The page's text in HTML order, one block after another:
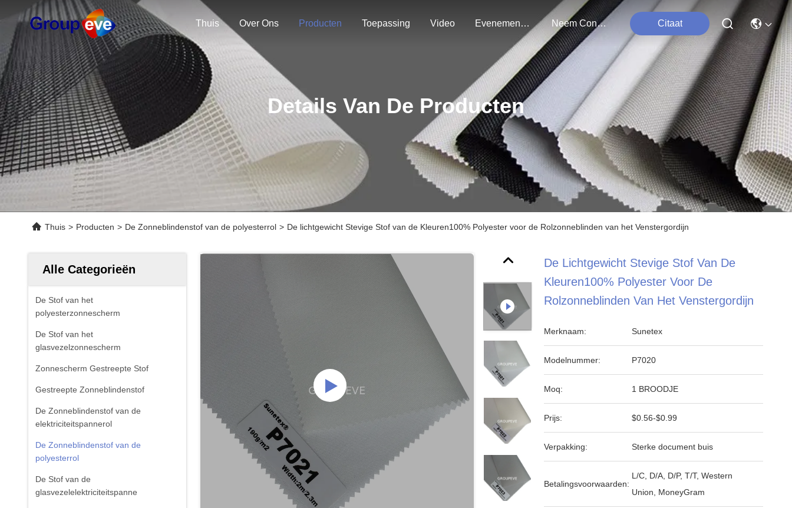
Thuis Over Ons Producten Toepassing Video Evenementen Neem Contact Met Ons Op Citaat
Details Van De Producten
Thuis > Producten > De Zonneblindenstof van de polyesterrol > De lichtgewicht Stevige Stof van de Kleuren100% Polyester voor de Rolzonneblinden van het Venstergordijn
Alle Categorieën
De Stof van het
polyesterzonnescherm
De Stof van het
glasvezelzonnescherm
Zonnescherm Gestreepte Stof
Gestreepte Zonneblindenstof
De Zonneblindenstof van de
elektriciteitspannerol
De Zonneblindenstof van de
polyesterrol
De Stof van de
glasvezelelektriciteitspanne
De Lichtgewicht Stevige Stof Van De
Kleuren100% Polyester Voor De
Rolzonneblinden Van Het Venstergordijn
Merknaam: Sunetex
Modelnummer: P7020
Moq: 1 BROODJE
Prijs: $0.56-$0.99
Verpakking: Sterke document buis
Betalingsvoorwaarden:
L/C, D/A, D/P, T/T, Western
Union, MoneyGram